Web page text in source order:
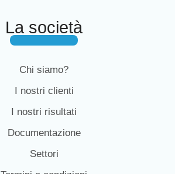
La società
Chi siamo?
I nostri clienti
I nostri risultati
Documentazione
Settori